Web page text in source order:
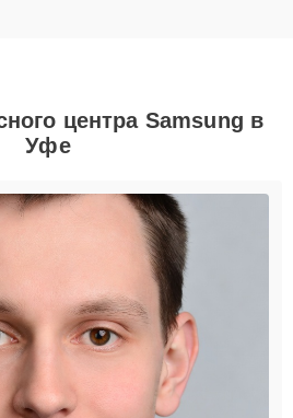
центра Samsung в
Уфе